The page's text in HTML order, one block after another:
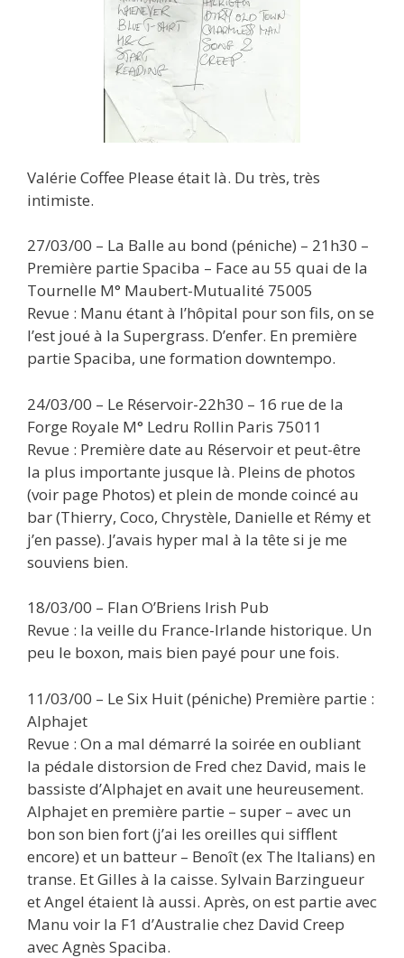
Valérie Coffee Please était là. Du très, très
intimiste.
27/03/00 – La Balle au bond (péniche) – 21h30 –
Première partie Spaciba – Face au 55 quai de la
Tournelle M° Maubert-Mutualité 75005
Revue : Manu étant à l’hôpital pour son fils, on se
l’est joué à la Supergrass. D’enfer. En première
partie Spaciba, une formation downtempo.
24/03/00 – Le Réservoir-22h30 – 16 rue de la
Forge Royale M° Ledru Rollin Paris 75011
Revue : Première date au Réservoir et peut-être
la plus importante jusque là. Pleins de photos
(voir page Photos) et plein de monde coincé au
bar (Thierry, Coco, Chrystèle, Danielle et Rémy et
j’en passe). J’avais hyper mal à la tête si je me
souviens bien.
18/03/00 – Flan O’Briens Irish Pub
Revue : la veille du France-Irlande historique. Un
peu le boxon, mais bien payé pour une fois.
11/03/00 – Le Six Huit (péniche) Première partie :
Alphajet
Revue : On a mal démarré la soirée en oubliant
la pédale distorsion de Fred chez David, mais le
bassiste d’Alphajet en avait une heureusement.
Alphajet en première partie – super – avec un
bon son bien fort (j’ai les oreilles qui sifflent
encore) et un batteur – Benoît (ex The Italians) en
transe. Et Gilles à la caisse. Sylvain Barzingueur
et Angel étaient là aussi. Après, on est partie avec
Manu voir la F1 d’Australie chez David Creep
avec Agnès Spaciba.